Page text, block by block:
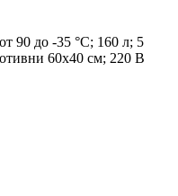
90 до -35 °С; 160 л; 5
60х40 см; 220 В